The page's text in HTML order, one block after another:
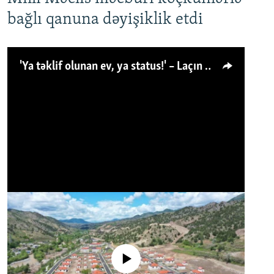
bağlı qanuna dəyişiklik etdi
'Ya təklif olunan ev, ya status!' – Laçın köçkünü: 'Laçından başqa heç hara!'
No media source currently available